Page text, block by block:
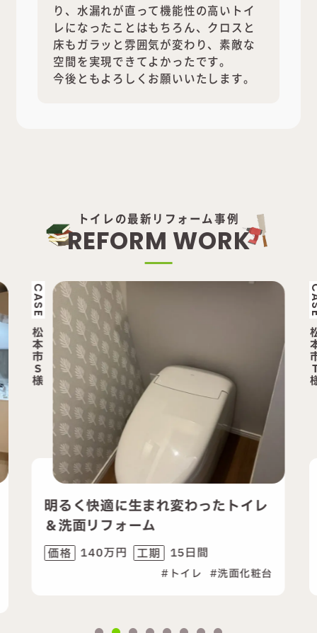
り、水漏れが直って機能性の高いトイ
レになったことはもちろん、クロスと
床もガラッと雰囲気が変わり、素敵な
空間を実現できてよかったです。
今後ともよろしくお願いいたします。
トイレの最新リフォーム事例
REFORM WORK
く快適に生まれ変わったトイレ
面リフォーム
140万円 工期 15日間
洗面化粧台
たった